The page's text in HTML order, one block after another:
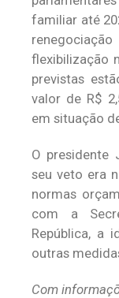
familiar até
flexibilização
previstas
valor de R$
em situação
O presidente
seu veto era
normas
com a
República, a
outras
Com